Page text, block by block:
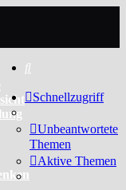
Schnellzugriff
Unbeantwortete
Themen
Aktive Themen